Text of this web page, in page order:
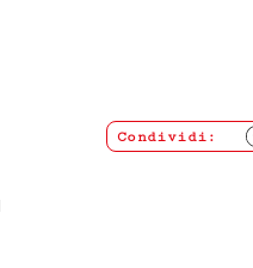
Condividi: